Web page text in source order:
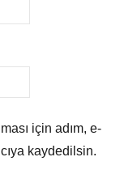
için adım, e-
kaydedilsin.